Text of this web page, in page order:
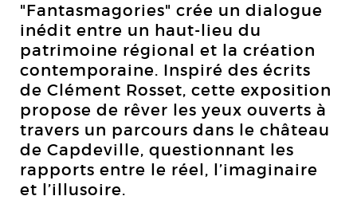
"Fantasmagories" crée un dialogue
inédit entre un haut-lieu du
patrimoine régional et la création
contemporaine. Inspiré des écrits
de Clément Rosset, cette exposition
propose de rêver les yeux ouverts à
travers un parcours dans le château
de Capdeville, questionnant les
rapports entre le réel, l’imaginaire
et l’illusoire.